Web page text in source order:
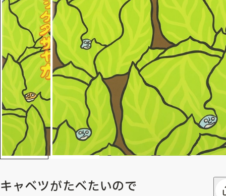
キャベツがたべたいので